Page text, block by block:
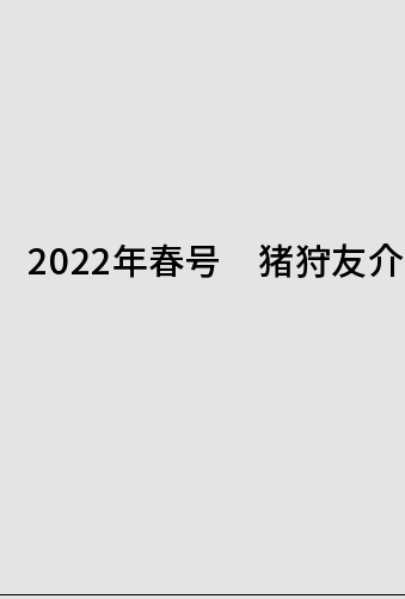
2022年春号 猪狩友介